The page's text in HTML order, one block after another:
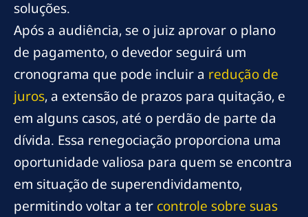
soluções.
Após a audiência, se o juiz aprovar o plano
de pagamento, o devedor seguirá um
cronograma que pode incluir a redução de
juros, a extensão de prazos para quitação, e
em alguns casos, até o perdão de parte da
dívida. Essa renegociação proporciona uma
oportunidade valiosa para quem se encontra
em situação de superendividamento,
permitindo voltar a ter controle sobre suas